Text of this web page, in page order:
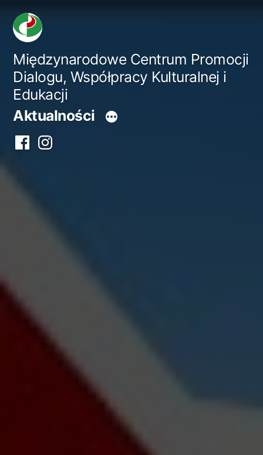
Przejdź
treściMiędzynarodowe Centrum Promocji
Dialogu, Współpracy Kulturalnej i
Edukacji
Aktualności
FacebookInstagram